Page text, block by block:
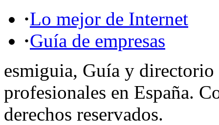
·Lo mejor de Internet
·Guía de empresas
esmiguia, Guía y directorio
profesionales en España.
derechos reservados.